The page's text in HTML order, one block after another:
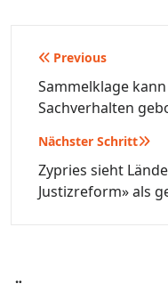
Previous
Sammelklage
Sachverhalten
Nächster Schritt
Zypries sieht
Justizreform» als